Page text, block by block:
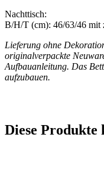
Nachttisch:
B/H/T (cm): 46/63/46 mit
Lieferung ohne
originalverpackte
Aufbauanleitung. Das
aufzubauen.
Diese Produkte